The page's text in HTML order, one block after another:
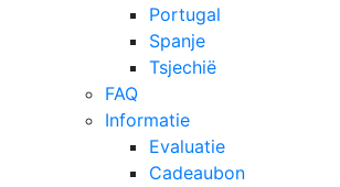
Portugal
Spanje
Tsjechië
FAQ
Informatie
Evaluatie
Cadeaubon